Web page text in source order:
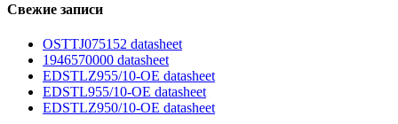
Свежие записи
OSTTJ075152 datasheet
1946570000 datasheet
EDSTLZ955/10-OE datasheet
EDSTL955/10-OE datasheet
EDSTLZ950/10-OE datasheet